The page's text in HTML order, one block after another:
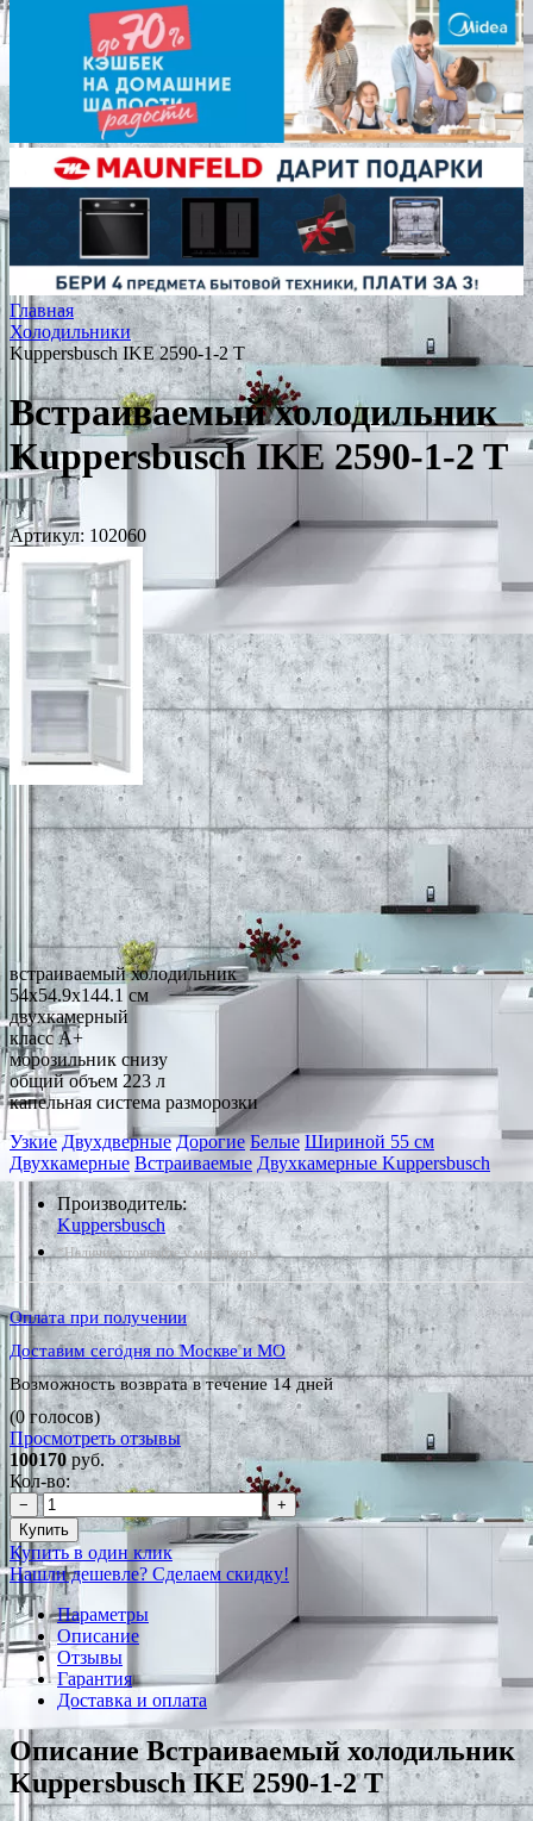
Главная
Холодильники
Kuppersbusch IKE 2590-1-2 T
Встраиваемый холодильник
Kuppersbusch IKE 2590-1-2 T
Артикул: 102060
встраиваемый холодильник
54x54.9x144.1 см
двухкамерный
класс A+
морозильник снизу
общий объем 223 л
капельная система разморозки
Узкие Двухдверные Дорогие Белые Шириной 55 см
Двухкамерные Встраиваемые Двухкамерные Kuppersbusch
Производитель:
Kuppersbusch
*Наличие уточняйте у менеджера
Оплата при получении
Доставим сегодня по Москве и МО
Возможность возврата в течение 14 дней
(0 голосов)
Просмотреть отзывы
100170руб.
Кол-во:
−
+
Купить
Купить в один клик
Нашли дешевле? Сделаем скидку!
Параметры
Описание
Отзывы
Гарантия
Доставка и оплата
Описание Встраиваемый холодильник
Kuppersbusch IKE 2590-1-2 T